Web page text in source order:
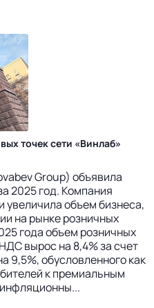
точек сети «Винлаб»
Group) объявила
2025 год. Компания
увеличила объем бизнеса,
на рынке розничных
года объем розничных
вырос на 8,4% за счет
9,5%, обусловленного как
к премиальным